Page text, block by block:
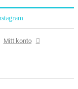
Mitt konto